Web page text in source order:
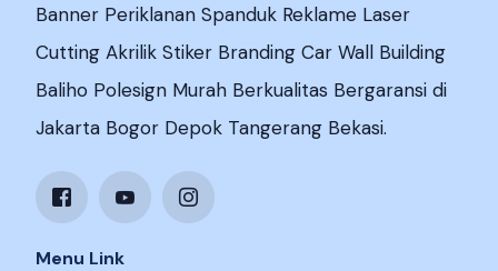
Banner Periklanan Spanduk Reklame Laser
Cutting Akrilik Stiker Branding Car Wall Building
Baliho Polesign Murah Berkualitas Bergaransi di
Jakarta Bogor Depok Tangerang Bekasi.
Menu Link